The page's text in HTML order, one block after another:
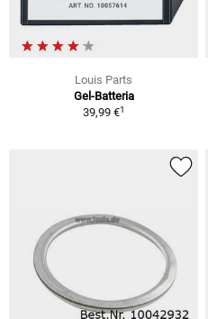
Louis Parts
Gel-Batteria
39,99 €1